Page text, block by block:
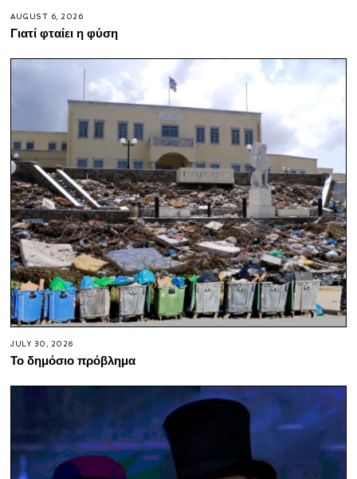
AUGUST 6, 2026
Γιατί φταίει η φύση
JULY 30, 2026
Το δημόσιο πρόβλημα